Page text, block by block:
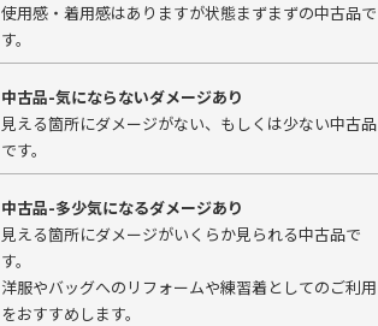
使用感・着用感はありますが状態まずまずの中古品で
す。
中古品-気にならないダメージあり
見える箇所にダメージがない、もしくは少ない中古品
です。
中古品-多少気になるダメージあり
見える箇所にダメージがいくらか見られる中古品で
す。
洋服やバッグへのリフォームや練習着としてのご利用
をおすすめします。